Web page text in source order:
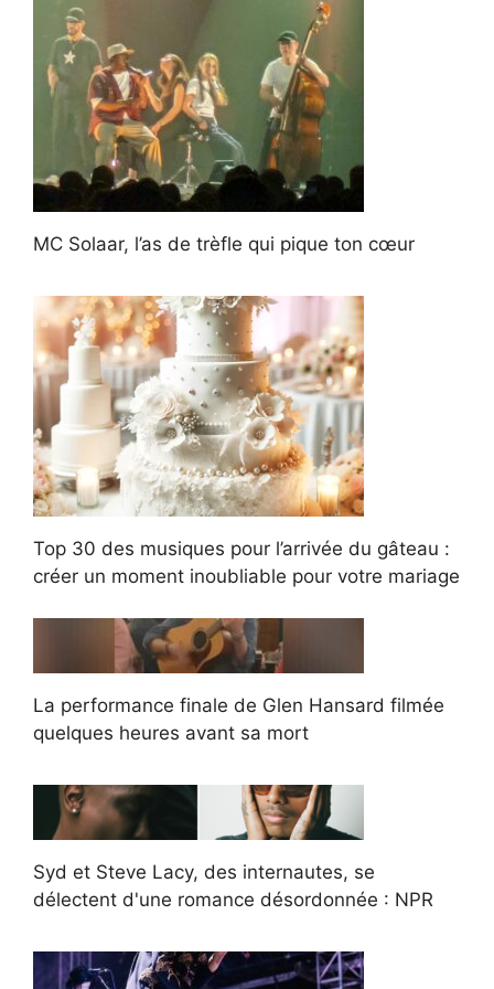
MC Solaar, l’as de trèfle qui pique ton cœur
Top 30 des musiques pour l’arrivée du gâteau :
créer un moment inoubliable pour votre mariage
La performance finale de Glen Hansard filmée
quelques heures avant sa mort
Syd et Steve Lacy, des internautes, se
délectent d'une romance désordonnée : NPR